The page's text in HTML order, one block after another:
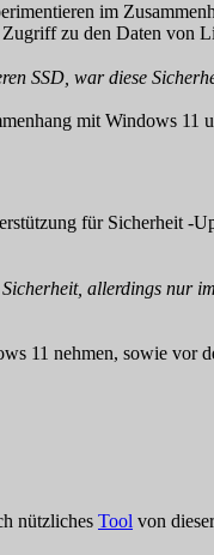
im
zu den Daten von
SSD, war diese
mit Windows 11
für Sicherheit -
allerdings nur
11 nehmen, sowie
nützliches Tool von